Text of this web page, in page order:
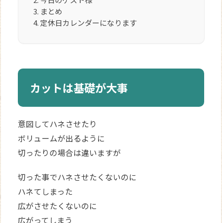
まとめ
定休日カレンダーになります
カットは基礎が大事
意図してハネさせたり
ボリュームが出るように
切ったりの場合は違いますが
切った事でハネさせたくないのに
ハネてしまった
広がさせたくないのに
広がってしまう